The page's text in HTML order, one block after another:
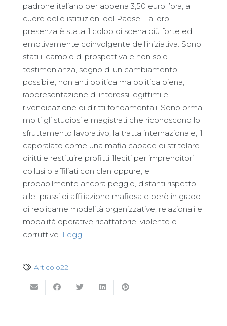
padrone italiano per appena 3,50 euro l’ora, al
cuore delle istituzioni del Paese. La loro
presenza è stata il colpo di scena più forte ed
emotivamente coinvolgente dell’iniziativa. Sono
stati il cambio di prospettiva e non solo
testimonianza, segno di un cambiamento
possibile, non anti politica ma politica piena,
rappresentazione di interessi legittimi e
rivendicazione di diritti fondamentali. Sono ormai
molti gli studiosi e magistrati che riconoscono lo
sfruttamento lavorativo, la tratta internazionale, il
caporalato come una mafia capace di stritolare
diritti e restituire profitti illeciti per imprenditori
collusi o affiliati con clan oppure, e
probabilmente ancora peggio, distanti rispetto
alle prassi di affiliazione mafiosa e però in grado
di replicarne modalità organizzative, relazionali e
modalità operative ricattatorie, violente o
corruttive. Leggi…
Articolo22